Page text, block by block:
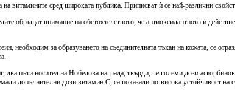
витамините сред широката публика. Приписват ѝ се най-различни
обръщат внимание на обстоятелството, че антиоксидантното ѝ
необходим за образуването на съединителната тъкан на кожата, се
пъти носител на Нобелова награда, твърди, че големи дози
допълнителни дози витамин С, са показали по-висока устойчивост на